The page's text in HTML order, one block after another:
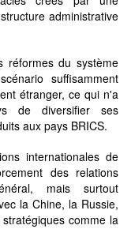
administrative
du système
suffisamment
étranger, ce qui n'a
de diversifier ses
aux pays BRICS.
internationales de
des relations
mais surtout
la Chine, la Russie,
comme la